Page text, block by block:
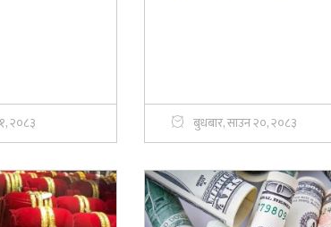
२०८३ बुधबार, साउन २०, २०८३